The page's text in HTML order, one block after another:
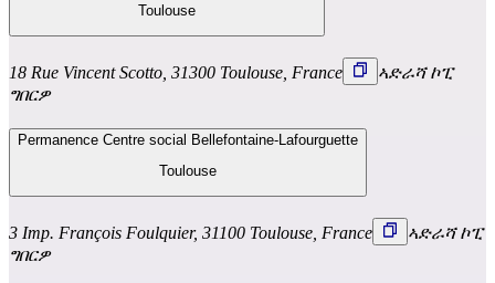
Toulouse
18 Rue Vincent Scotto, 31300 Toulouse, France
ኣድራሻ ኮፒ
ግበርዎ
Permanence Centre social Bellefontaine-Lafourguette
Toulouse
3 Imp. François Foulquier, 31100 Toulouse, France
ኣድራሻ ኮፒ
ግበርዎ